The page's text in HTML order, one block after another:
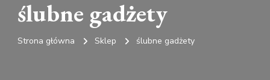
ślubne gadżety
Strona główna Sklep ślubne gadżety